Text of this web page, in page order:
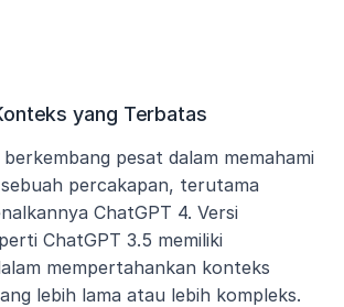
yang Terbatas
pesat dalam memahami
percakapan, terutama
ChatGPT 4. Versi
ChatGPT 3.5 memiliki
mempertahankan konteks
lebih lama atau lebih kompleks.